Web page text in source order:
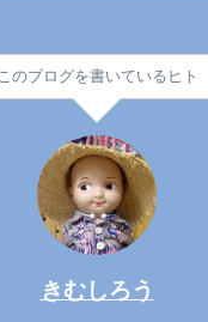
のブログを書いているヒト
きむしろう